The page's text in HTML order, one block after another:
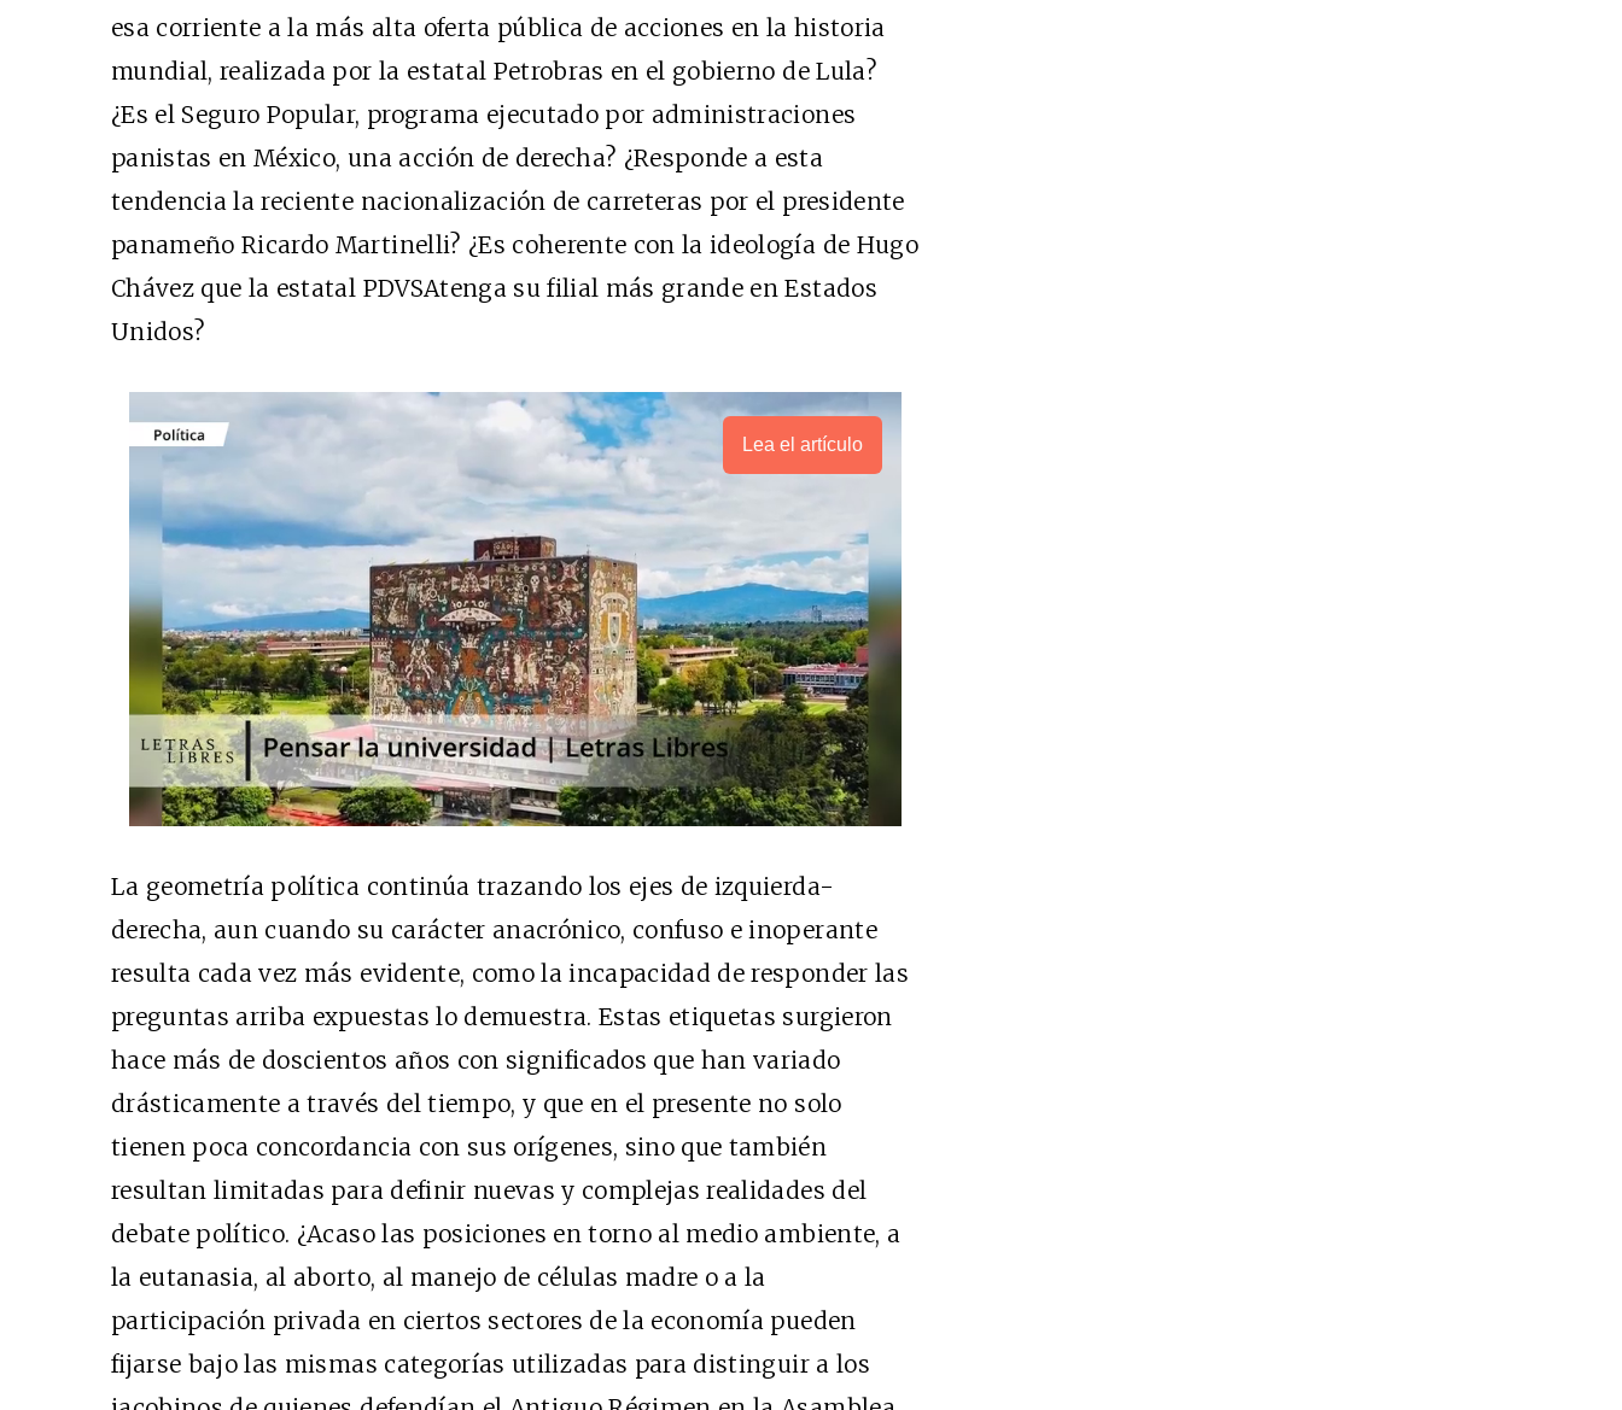
esa corriente a la más alta oferta pública de acciones en la historia
mundial, realizada por la estatal Petrobras en el gobierno de Lula?
¿Es el Seguro Popular, programa ejecutado por administraciones
panistas en México, una acción de derecha? ¿Responde a esta
tendencia la reciente nacionalización de carreteras por el presidente
panameño Ricardo Martinelli? ¿Es coherente con la ideología de Hugo
Chávez que la estatal PDVSAtenga su filial más grande en Estados
Unidos?
Lea el artículo
La geometría política continúa trazando los ejes de izquierda-
derecha, aun cuando su carácter anacrónico, confuso e inoperante
resulta cada vez más evidente, como la incapacidad de responder las
preguntas arriba expuestas lo demuestra. Estas etiquetas surgieron
hace más de doscientos años con significados que han variado
drásticamente a través del tiempo, y que en el presente no solo
tienen poca concordancia con sus orígenes, sino que también
resultan limitadas para definir nuevas y complejas realidades del
debate político. ¿Acaso las posiciones en torno al medio ambiente, a
la eutanasia, al aborto, al manejo de células madre o a la
participación privada en ciertos sectores de la economía pueden
fijarse bajo las mismas categorías utilizadas para distinguir a los